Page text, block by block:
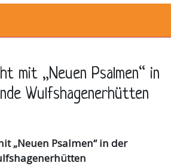
mit „Neuen Psalmen“ in
Wulfshagenerhütten
„Neuen Psalmen“ in der